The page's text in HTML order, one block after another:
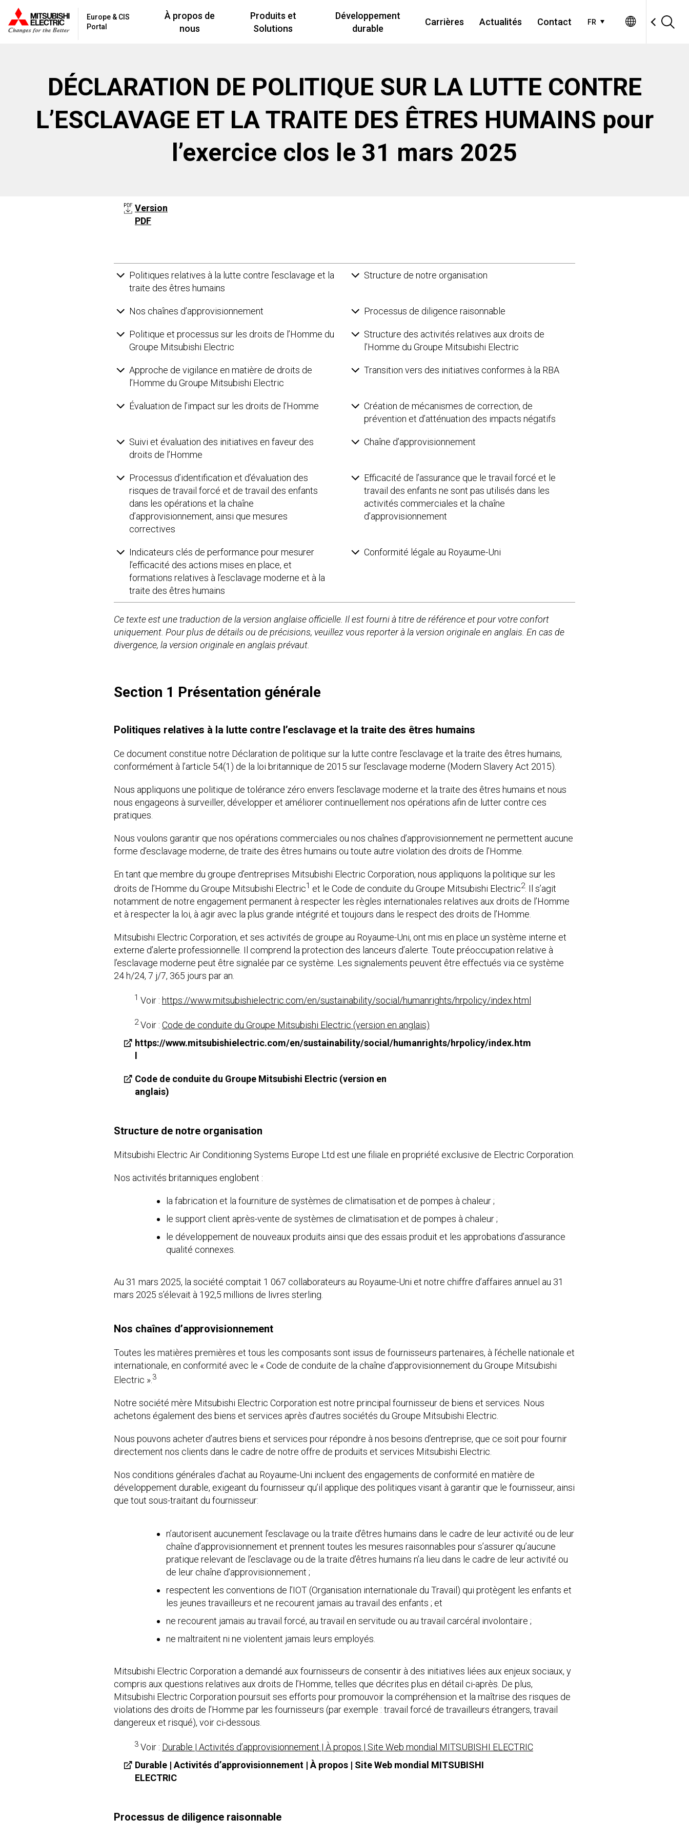
Europe & CIS
Portal
FR
À propos de
nous
Produits et
Solutions
Développement
durable
Carrières Actualités Contact
DÉCLARATION DE POLITIQUE SUR LA LUTTE CONTRE
L’ESCLAVAGE ET LA TRAITE DES ÊTRES HUMAINS pour
l’exercice clos le 31 mars 2025
Version
PDF
Politiques relatives à la lutte contre l’esclavage et la
traite des êtres humains
Structure de notre organisation
Nos chaînes d’approvisionnement Processus de diligence raisonnable
Politique et processus sur les droits de l’Homme du
Groupe Mitsubishi Electric
Structure des activités relatives aux droits de
l’Homme du Groupe Mitsubishi Electric
Approche de vigilance en matière de droits de
l’Homme du Groupe Mitsubishi Electric
Transition vers des initiatives conformes à la RBA
Évaluation de l’impact sur les droits de l’Homme
Création de mécanismes de correction, de
prévention et d’atténuation des impacts négatifs
Suivi et évaluation des initiatives en faveur des
droits de l’Homme
Chaîne d’approvisionnement
Processus d’identification et d’évaluation des
risques de travail forcé et de travail des enfants
dans les opérations et la chaîne
d’approvisionnement, ainsi que mesures
correctives
Efficacité de l’assurance que le travail forcé et le
travail des enfants ne sont pas utilisés dans les
activités commerciales et la chaîne
d’approvisionnement
Indicateurs clés de performance pour mesurer
l’efficacité des actions mises en place, et
formations relatives à l’esclavage moderne et à la
traite des êtres humains
Conformité légale au Royaume-Uni
Ce texte est une traduction de la version anglaise officielle. Il est fourni à titre de référence et pour votre confort
uniquement. Pour plus de détails ou de précisions, veuillez vous reporter à la version originale en anglais. En cas de
divergence, la version originale en anglais prévaut.
Section 1 Présentation générale
Politiques relatives à la lutte contre l’esclavage et la traite des êtres humains
Ce document constitue notre Déclaration de politique sur la lutte contre l’esclavage et la traite des êtres humains,
conformément à l’article 54(1) de la loi britannique de 2015 sur l’esclavage moderne (Modern Slavery Act 2015).
Nous appliquons une politique de tolérance zéro envers l’esclavage moderne et la traite des êtres humains et nous
nous engageons à surveiller, développer et améliorer continuellement nos opérations afin de lutter contre ces
pratiques.
Nous voulons garantir que nos opérations commerciales ou nos chaînes d’approvisionnement ne permettent aucune
forme d’esclavage moderne, de traite des êtres humains ou toute autre violation des droits de l’Homme.
En tant que membre du groupe d’entreprises Mitsubishi Electric Corporation, nous appliquons la politique sur les
droits de l’Homme du Groupe Mitsubishi Electric1 et le Code de conduite du Groupe Mitsubishi Electric2. Il s’agit
notamment de notre engagement permanent à respecter les règles internationales relatives aux droits de l’Homme
et à respecter la loi, à agir avec la plus grande intégrité et toujours dans le respect des droits de l’Homme.
Mitsubishi Electric Corporation, et ses activités de groupe au Royaume-Uni, ont mis en place un système interne et
externe d’alerte professionnelle. Il comprend la protection des lanceurs d’alerte. Toute préoccupation relative à
l’esclavage moderne peut être signalée par ce système. Les signalements peuvent être effectués via ce système
24 h/24, 7 j/7, 365 jours par an.
1 Voir : https://www.mitsubishielectric.com/en/sustainability/social/humanrights/hrpolicy/index.html
2Voir : Code de conduite du Groupe Mitsubishi Electric (version en anglais)
https://www.mitsubishielectric.com/en/sustainability/social/humanrights/hrpolicy/index.htm
Code de conduite du Groupe Mitsubishi Electric (version en
anglais)
Structure de notre organisation
Mitsubishi Electric Air Conditioning Systems Europe Ltd est une filiale en propriété exclusive de Electric Corporation.
Nos activités britanniques englobent :
la fabrication et la fourniture de systèmes de climatisation et de pompes à chaleur ;
le support client après-vente de systèmes de climatisation et de pompes à chaleur ;
le développement de nouveaux produits ainsi que des essais produit et les approbations d’assurance
qualité connexes.
Au 31 mars 2025, la société comptait 1 067 collaborateurs au Royaume-Uni et notre chiffre d’affaires annuel au 31
mars 2025 s’élevait à 192,5 millions de livres sterling.
Nos chaînes d’approvisionnement
Toutes les matières premières et tous les composants sont issus de fournisseurs partenaires, à l’échelle nationale et
internationale, en conformité avec le « Code de conduite de la chaîne d’approvisionnement du Groupe Mitsubishi
Electric ». 3
Notre société mère Mitsubishi Electric Corporation est notre principal fournisseur de biens et services. Nous
achetons également des biens et services après d’autres sociétés du Groupe Mitsubishi Electric.
Nous pouvons acheter d’autres biens et services pour répondre à nos besoins d’entreprise, que ce soit pour fournir
directement nos clients dans le cadre de notre offre de produits et services Mitsubishi Electric.
Nos conditions générales d’achat au Royaume-Uni incluent des engagements de conformité en matière de
développement durable, exigeant du fournisseur qu’il applique des politiques visant à garantir que le fournisseur, ainsi
que tout sous-traitant du fournisseur:
n’autorisent aucunement l’esclavage ou la traite d’êtres humains dans le cadre de leur activité ou de leur
chaîne d’approvisionnement et prennent toutes les mesures raisonnables pour s’assurer qu’aucune
pratique relevant de l’esclavage ou de la traite d’êtres humains n’a lieu dans le cadre de leur activité ou
de leur chaîne d’approvisionnement ;
respectent les conventions de l’IOT (Organisation internationale du Travail) qui protègent les enfants et
les jeunes travailleurs et ne recourent jamais au travail des enfants ; et
ne recourent jamais au travail forcé, au travail en servitude ou au travail carcéral involontaire ;
ne maltraitent ni ne violentent jamais leurs employés.
Mitsubishi Electric Corporation a demandé aux fournisseurs de consentir à des initiatives liées aux enjeux sociaux, y
compris aux questions relatives aux droits de l’Homme, telles que décrites plus en détail ci-après. De plus,
Mitsubishi Electric Corporation poursuit ses efforts pour promouvoir la compréhension et la maîtrise des risques de
violations des droits de l’Homme par les fournisseurs (par exemple : travail forcé de travailleurs étrangers, travail
dangereux et risqué), voir ci-dessous.
3 Voir : Durable | Activités d’approvisionnement | À propos | Site Web mondial MITSUBISHI ELECTRIC
Durable | Activités d’approvisionnement | À propos | Site Web mondial MITSUBISHI
ELECTRIC
Processus de diligence raisonnable